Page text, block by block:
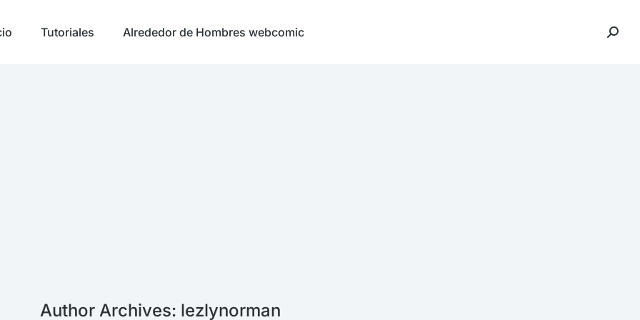
Tutoriales Alrededor de Hombres webcomic
Author Archives: lezlynorman